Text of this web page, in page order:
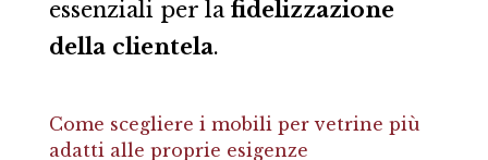
essenziali per la fidelizzazione
della clientela.
Come scegliere i mobili per vetrine più
adatti alle proprie esigenze